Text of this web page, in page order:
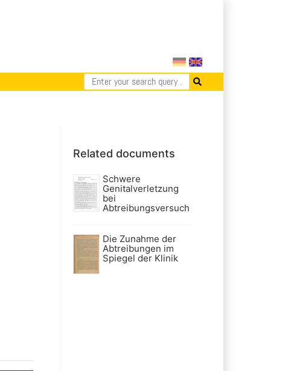
Related documents
Schwere
Genitalverletzung
bei
Abtreibungsversuch
Die Zunahme der
Abtreibungen im
Spiegel der Klinik